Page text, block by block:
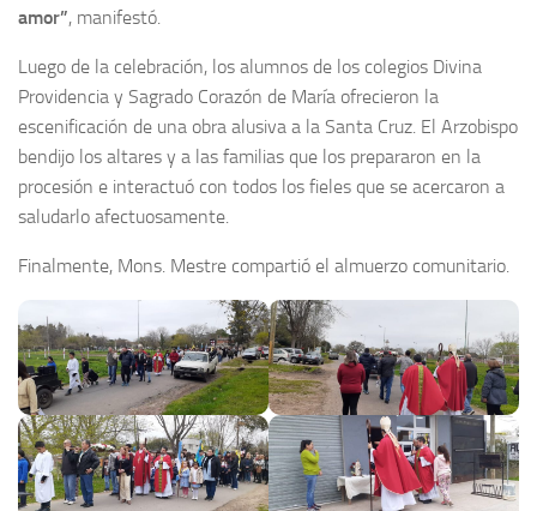
amor”, manifestó.
Luego de la celebración, los alumnos de los colegios Divina
Providencia y Sagrado Corazón de María ofrecieron la
escenificación de una obra alusiva a la Santa Cruz. El Arzobispo
bendijo los altares y a las familias que los prepararon en la
procesión e interactuó con todos los fieles que se acercaron a
saludarlo afectuosamente.
Finalmente, Mons. Mestre compartió el almuerzo comunitario.